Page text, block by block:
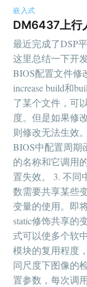
嵌入式
DM6437上行
最近完成了DSP
这里总结一下开
BIOS配置文件修
increase build和
了某个文件，可
度。但是如果修
则修改无法生效
BIOS中配置周期
的名称和它调用
置失效。 3. 不同
数需要共享某些
变量的使用。即
static修饰共享的
式可以使多个软
模块的复用程度
同尺度下图像的
置参数，每次调